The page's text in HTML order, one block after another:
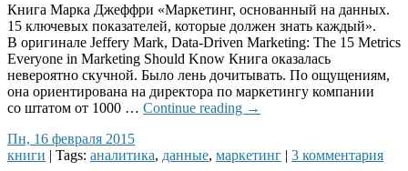
Книга Марка Джеффри «Маркетинг, основанный на данных.
15 ключевых показателей, которые должен знать каждый».
В оригинале Jeffery Mark, Data-Driven Marketing: The 15 Metrics
Everyone in Marketing Should Know Книга оказалась
невероятно скучной. Было лень дочитывать. По ощущениям,
она ориентирована на директора по маркетингу компании
со штатом от 1000 … Continue reading →
Пн, 16 февраля 2015
книги | Tags: аналитика, данные, маркетинг | 3 комментария